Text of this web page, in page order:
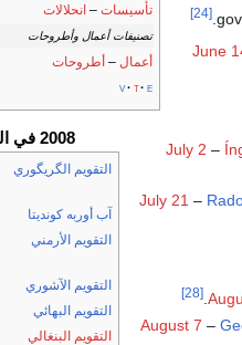
تأسيسات – انحلالات
تصنيفات أعمال وأطروحات
أعمال – أطروحات
v t e
2008 في التقاويم الأخرى
التقويم الگريگوري
آب أوربه كونديتا
التقويم الأرمني
التقويم الآشوري
التقويم البهائي
التقويم البنغالي
.
[24]
June
July 2 –
July 21 –
.
[28]
August 7 –